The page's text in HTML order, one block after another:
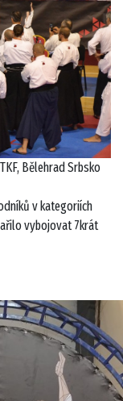
Bělehrad Srbsko
v kategoriích
vybojovat 7krát